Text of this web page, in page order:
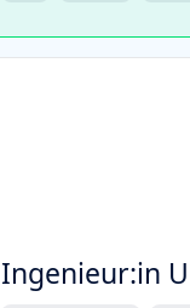
Ingenieur:in